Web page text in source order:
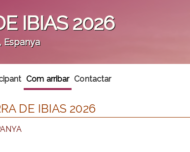
IBIAS 2026
Espanya
Com arribar Contactar
DE IBIAS 2026